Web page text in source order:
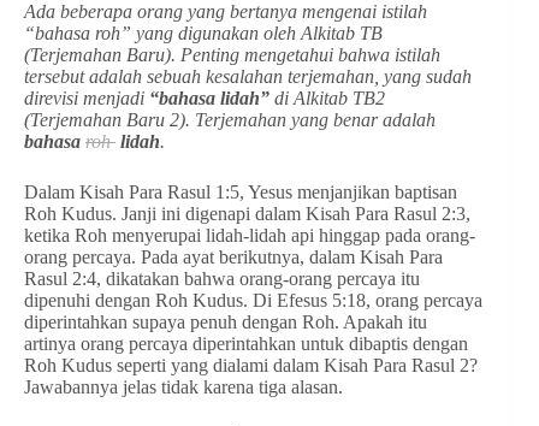
Ada beberapa orang yang bertanya mengenai istilah
“bahasa roh” yang digunakan oleh Alkitab TB
(Terjemahan Baru). Penting mengetahui bahwa istilah
tersebut adalah sebuah kesalahan terjemahan, yang sudah
direvisi menjadi “bahasa lidah” di Alkitab TB2
(Terjemahan Baru 2). Terjemahan yang benar adalah
bahasa roh lidah.
Dalam Kisah Para Rasul 1:5, Yesus menjanjikan baptisan
Roh Kudus. Janji ini digenapi dalam Kisah Para Rasul 2:3,
ketika Roh menyerupai lidah-lidah api hinggap pada orang-
orang percaya. Pada ayat berikutnya, dalam Kisah Para
Rasul 2:4, dikatakan bahwa orang-orang percaya itu
dipenuhi dengan Roh Kudus. Di Efesus 5:18, orang percaya
diperintahkan supaya penuh dengan Roh. Apakah itu
artinya orang percaya diperintahkan untuk dibaptis dengan
Roh Kudus seperti yang dialami dalam Kisah Para Rasul 2?
Jawabannya jelas tidak karena tiga alasan.